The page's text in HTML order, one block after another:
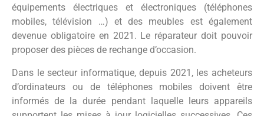
équipements électriques et électroniques (téléphones
mobiles, télévision …) et des meubles est également
devenue obligatoire en 2021. Le réparateur doit pouvoir
proposer des pièces de rechange d’occasion.
Dans le secteur informatique, depuis 2021, les acheteurs
d’ordinateurs ou de téléphones mobiles doivent être
informés de la durée pendant laquelle leurs appareils